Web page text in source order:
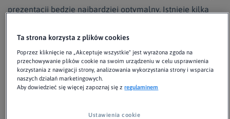
prezentacji będzie najbardziej optymalny. Istnieje kilka
przedstawić tematy w taki sposób, aby cieszyły się dużym
zainteresowaniem.
1. X faktów o…
Ta strona korzysta z plików cookies
Poprzez kliknięcie na „Akceptuje wszystkie" jest wyrażona zgoda na
przechowywanie plików cookie na swoim urządzeniu w celu usprawnienia
korzystania z nawigacji strony, analizowania wykorzystania strony i wsparcia
naszych działań marketingowych.
Aby dowiedzieć się więcej zapoznaj się zregulaminem
Ustawienia cookie